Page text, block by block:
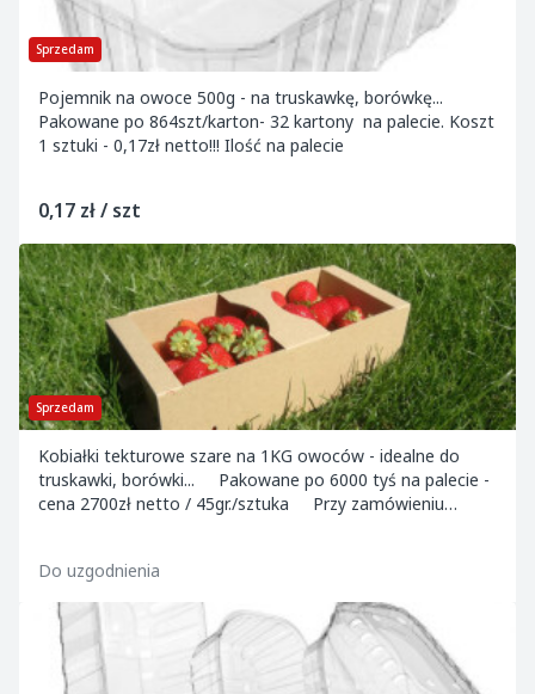
Sprzedam
Pojemnik na owoce 500g - na truskawkę, borówkę...
Pakowane po 864szt/karton- 32 kartony na palecie. Koszt
1 sztuki - 0,17zł netto!!! Ilość na palecie
0,17 zł / szt
Sprzedam
Kobiałki tekturowe szare na 1KG owoców - idealne do
truskawki, borówki... Pakowane po 6000 tyś na palecie -
cena 2700zł netto / 45gr./sztuka Przy zamówieniu
Do uzgodnienia